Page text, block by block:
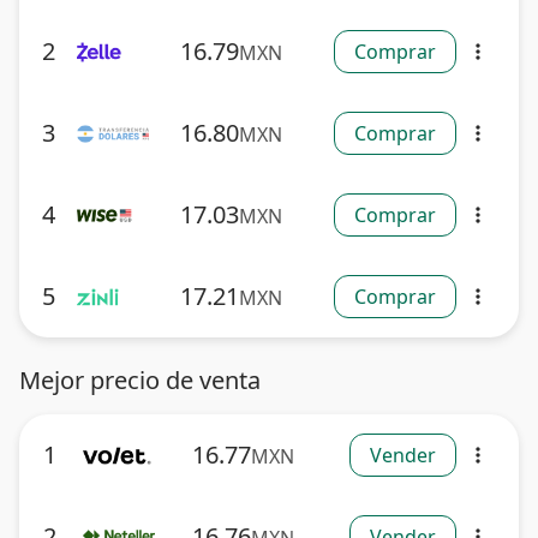
2 16.79MXN Comprar more_vert
3 16.80MXN Comprar more_vert
4 17.03MXN Comprar more_vert
5 17.21 MXN Comprar more_vert
Mejor precio de venta
1 16.77MXN Vender more_vert